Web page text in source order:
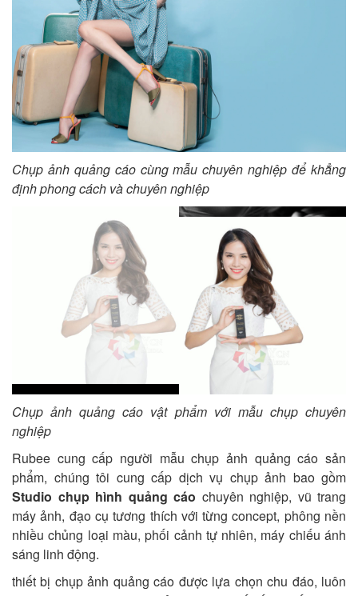
Chụp ảnh quảng cáo cùng mẫu chuyên nghiệp để khẳng
định phong cách và chuyên nghiệp
Chụp ảnh quảng cáo vật phẩm với mẫu chụp chuyên
nghiệp
Rubee cung cấp người mẫu chụp ảnh quảng cáo sản
phẩm, chúng tôi cung cấp dịch vụ chụp ảnh bao gồm
Studio chụp hình quảng cáo chuyên nghiệp, vũ trang
máy ảnh, đạo cụ tương thích với từng concept, phông nền
nhiều chủng loại màu, phối cảnh tự nhiên, máy chiếu ánh
sáng linh động.
thiết bị chụp ảnh quảng cáo được lựa chọn chu đáo, luôn